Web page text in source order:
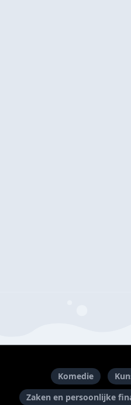
Komedie
Zaken en persoonlijke